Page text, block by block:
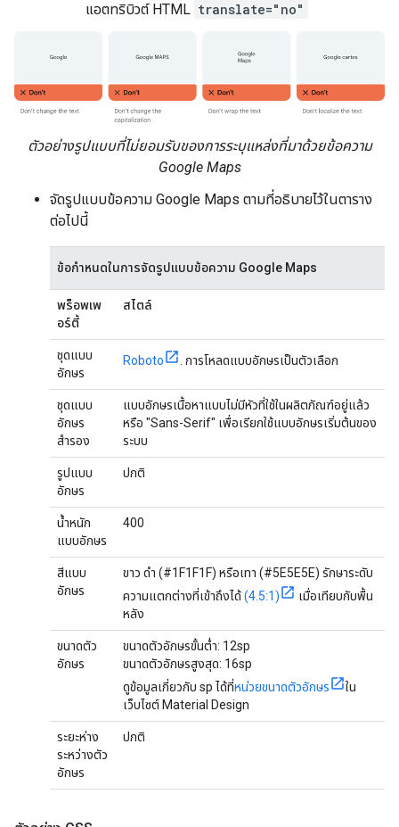
แอตทริบิวต์ HTML translate="no"
ตัวอย่างรูปแบบที่ไม่ยอมรับของการระบุแหล่งที่มาด้วยข้อความ
Google Maps
จัดรูปแบบข้อความ Google Maps ตามที่อธิบายไว้ในตาราง
ต่อไปนี้
ข้อกำหนดในการจัดรูปแบบข้อความ Google Maps
พร็อพเพ
อร์ตี้
สไตล์
ชุดแบบ
อักษร
Roboto . การโหลดแบบอักษรเป็นตัวเลือก
ชุดแบบ
อักษร
สำรอง
แบบอักษรเนื้อหาแบบไม่มีหัวที่ใช้ในผลิตภัณฑ์อยู่แล้ว
หรือ "Sans-Serif" เพื่อเรียกใช้แบบอักษรเริ่มต้นของ
ระบบ
รูปแบบ
อักษร
ปกติ
น้ำหนัก
แบบอักษร
400
สีแบบ
อักษร
ขาว ดำ (#1F1F1F) หรือเทา (#5E5E5E) รักษาระดับ
ความแตกต่างที่เข้าถึงได้(4.5:1)
เมื่อเทียบกับพื้น
หลัง
ขนาดตัว
อักษร
ขนาดตัวอักษรขั้นต่ำ: 12sp
ขนาดตัวอักษรสูงสุด: 16sp
ดูข้อมูลเกี่ยวกับ sp ได้ที่หน่วยขนาดตัวอักษร
ใน
เว็บไซต์ Material Design
ระยะห่าง
ระหว่างตัว
อักษร
ปกติ